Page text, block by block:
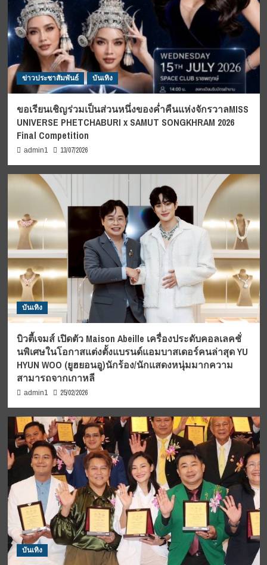
ข่าวประชาสัมพันธ์ บันเทิง
ขอเรียนเชิญร่วมเป็นส่วนหนึ่งของค่ำคืนแห่งจักรวาลMISS
UNIVERSE PHETCHABURI x SAMUT SONGKHRAM 2026
Final Competition
admin1 13/07/2026
บันเทิง
บิวตี้เจมส์ เปิดตัว Maison Abeille เครื่องประดับคอลเลคชั่
นพิเศษในโอกาสแต่งตั้งแบรนด์แอมบาสเดอร์คนล่าสุด YU
HYUN WOO (ยูฮยอนอู)นักร้อง/นักแสดงหนุ่มมากความ
สามารถจากเกาหลี
admin1 25/02/2026
บันเทิง